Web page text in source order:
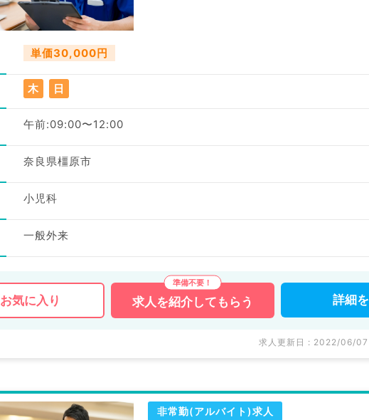
単価30,000円
木 日
午前:09:00〜12:00
奈良県橿原市
小児科
一般外来
お気に入り 求人を紹介してもらう 詳細を
求人更新日 : 2022/06/07
非常勤(アルバイト)求人